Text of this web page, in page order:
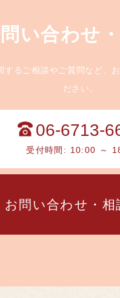
い合わせ
するご相談やご質問など、
ださい。
06-6713-
受付時間: 10:00 ～
お問い合わせ・相